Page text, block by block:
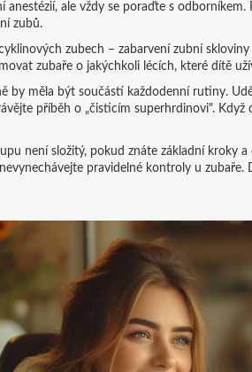
anestézií, ale vždy se poraďte s
zubů.
zubech – zabarvení zubní
zubaře o jakýchkoli lécích, které dítě
by měla být součástí každodenní rutiny.
příběh o „čisticím superhrdinovi".
není složitý, pokud znáte základní kroky
pravidelné kontroly u